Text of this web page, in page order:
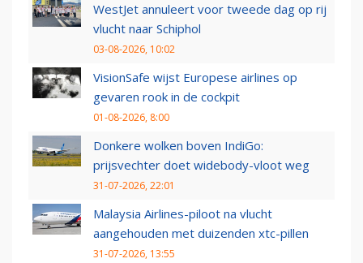
WestJet annuleert voor tweede dag op rij
vlucht naar Schiphol
03-08-2026, 10:02
VisionSafe wijst Europese airlines op
gevaren rook in de cockpit
01-08-2026, 8:00
Donkere wolken boven IndiGo:
prijsvechter doet widebody-vloot weg
31-07-2026, 22:01
Malaysia Airlines-piloot na vlucht
aangehouden met duizenden xtc-pillen
31-07-2026, 13:55